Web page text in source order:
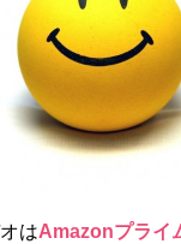
はAmazonプライ